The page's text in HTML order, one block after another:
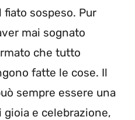
sospeso. Pur
mai sognato
che tutto
fatte le cose. Il
sempre essere una
e celebrazione,